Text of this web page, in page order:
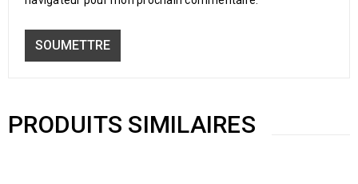
PRODUITS SIMILAIRES